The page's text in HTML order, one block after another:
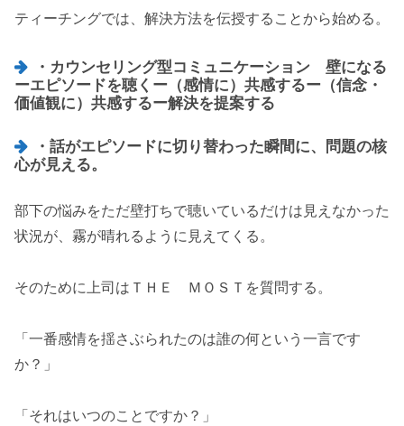
ティーチングでは、解決方法を伝授することから始める。
・カウンセリング型コミュニケーション 壁になる
ーエピソードを聴くー（感情に）共感するー（信念・
価値観に）共感するー解決を提案する
・話がエピソードに切り替わった瞬間に、問題の核
心が見える。
部下の悩みをただ壁打ちで聴いているだけは見えなかった
状況が、霧が晴れるように見えてくる。
そのために上司はＴＨＥ ＭＯＳＴを質問する。
「一番感情を揺さぶられたのは誰の何という一言です
か？」
「それはいつのことですか？」